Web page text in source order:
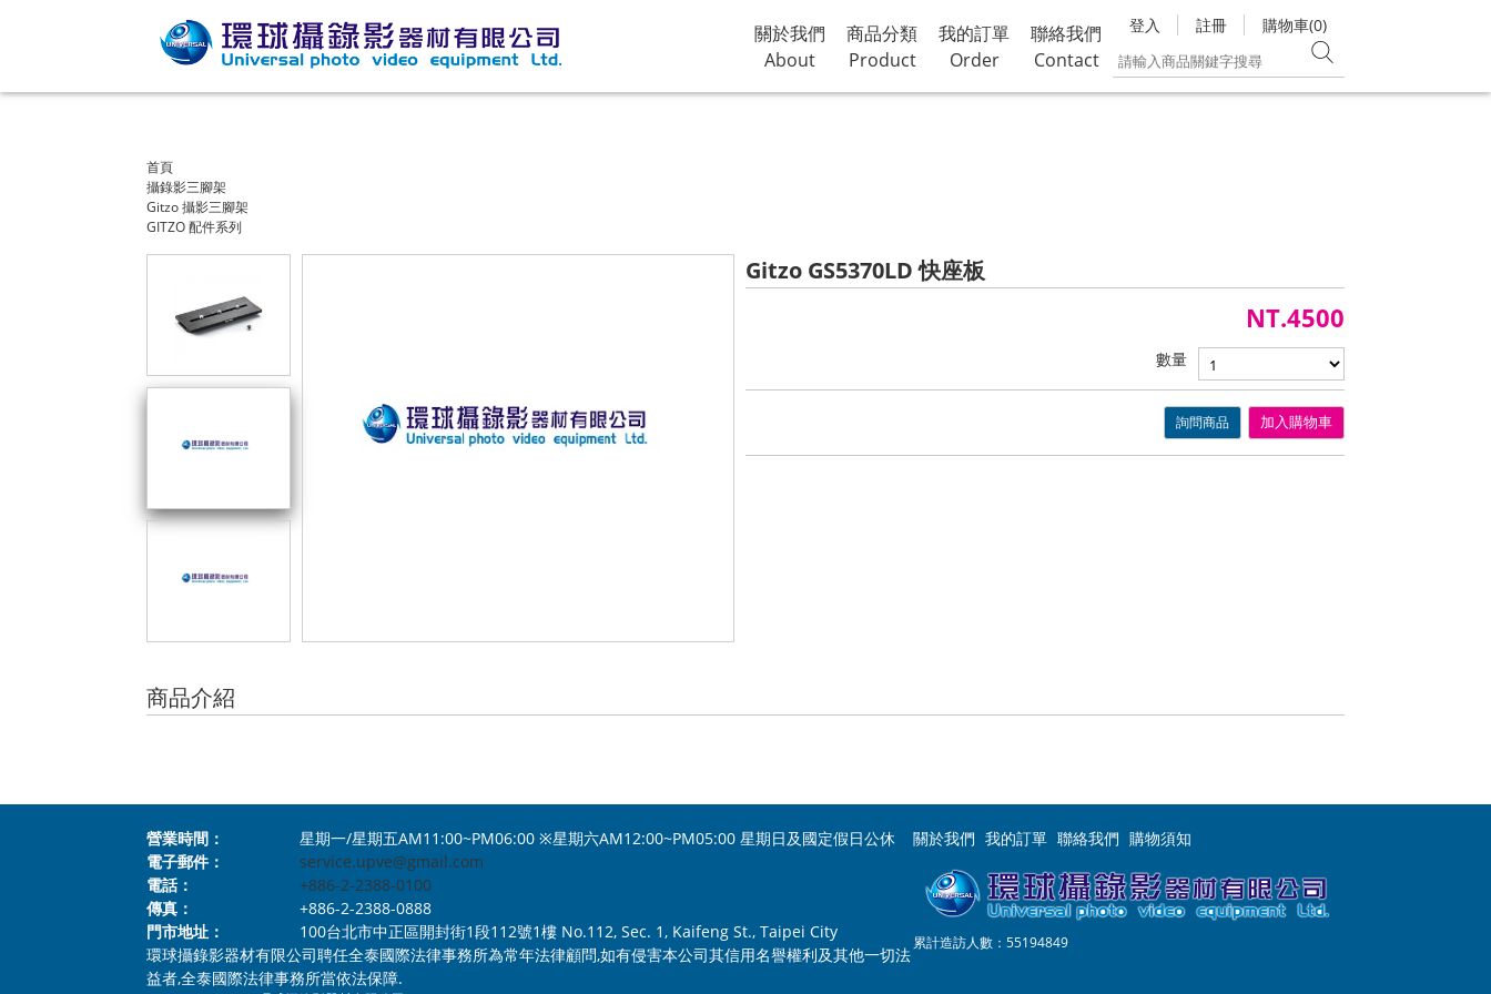
關於我們
About
商品分類
Product
我的訂單
Order
聯絡我們
Contact
登入 註冊 購物車(0)
首頁
攝錄影三腳架
Gitzo 攝影三腳架
GITZO 配件系列
Gitzo GS5370LD 快座板
NT.4500
數量
詢問商品 加入購物車
商品介紹
營業時間：
星期一/星期五AM11:00~PM06:00 ※星期六AM12:00~PM05:00 星期日及國定假日公休
電子郵件：
service.upve@gmail.com
電話：
+886-2-2388-0100
傳真：
+886-2-2388-0888
門市地址：
100台北市中正區開封街1段112號1樓 No.112, Sec. 1, Kaifeng St., Taipei City
環球攝錄影器材有限公司聘任全泰國際法律事務所為常年法律顧問,如有侵害本公司其信用名譽權利及其他一切法
益者,全泰國際法律事務所當依法保障.
關於我們 我的訂單 聯絡我們 購物須知
累計造訪人數：55194849